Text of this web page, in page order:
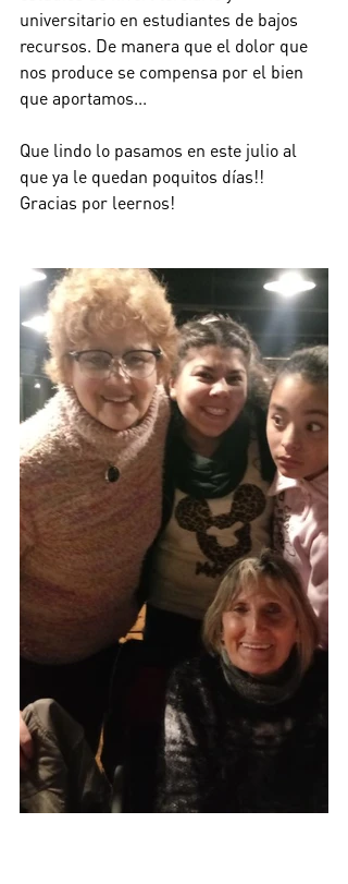
universitario en estudiantes de bajos
recursos. De manera que el dolor que
nos produce se compensa por el bien
que aportamos...
Que lindo lo pasamos en este julio al
que ya le quedan poquitos días!!
Gracias por leernos!